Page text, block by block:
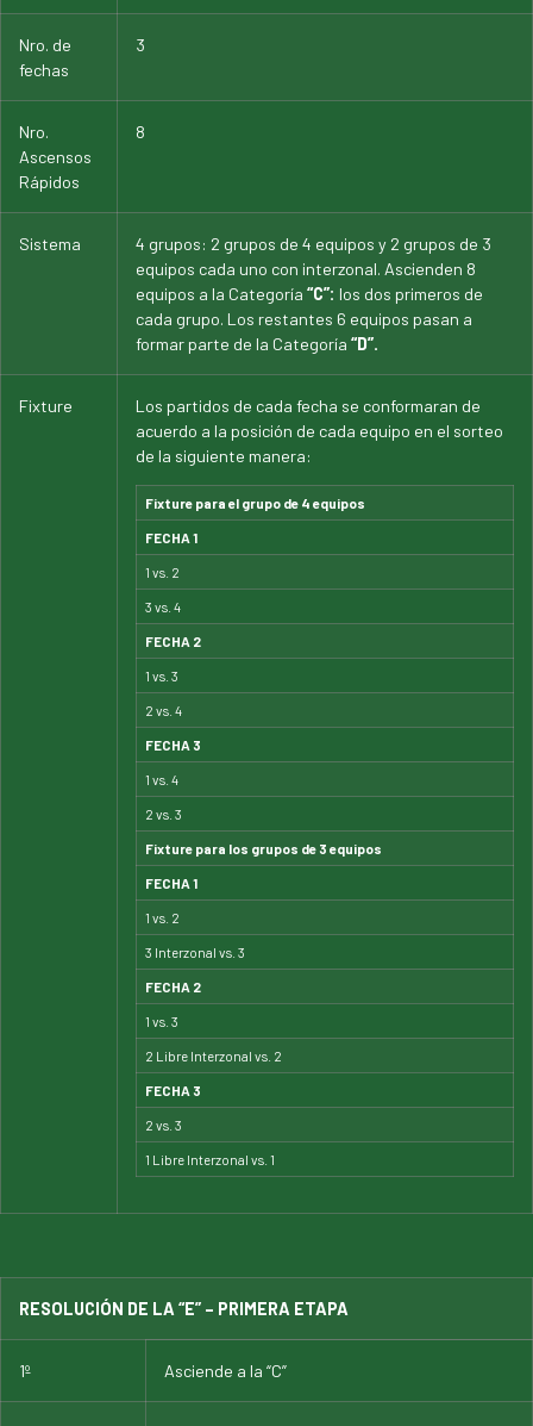
Nro. de
fechas
3
Nro.
Ascensos
Rápidos
8
Sistema
4 grupos: 2 grupos de 4 equipos y 2 grupos de 3
equipos cada uno con interzonal. Ascienden 8
equipos a la Categoría “C”: los dos primeros de
cada grupo. Los restantes 6 equipos pasan a
formar parte de la Categoría “D”.
Fixture
Los partidos de cada fecha se conformaran de
acuerdo a la posición de cada equipo en el sorteo
de la siguiente manera:
Fixture para el grupo de 4 equipos
FECHA 1
1 vs. 2
3 vs. 4
FECHA 2
1 vs. 3
2 vs. 4
FECHA 3
1 vs. 4
2 vs. 3
Fixture para los grupos de 3 equipos
FECHA 1
1 vs. 2
3 Interzonal vs. 3
FECHA 2
1 vs. 3
2 Libre Interzonal vs. 2
FECHA 3
2 vs. 3
1 Libre Interzonal vs. 1
RESOLUCIÓN DE LA “E” – PRIMERA ETAPA
1º Asciende a la “C”